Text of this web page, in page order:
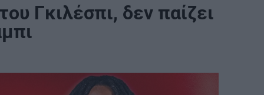
Γκιλέσπι, δεν παίζει